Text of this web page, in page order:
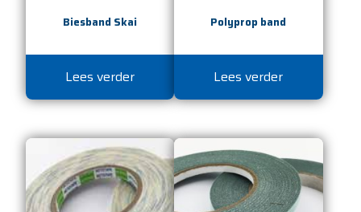
Biesband Skai
Lees verder
Polyprop band
Lees verder